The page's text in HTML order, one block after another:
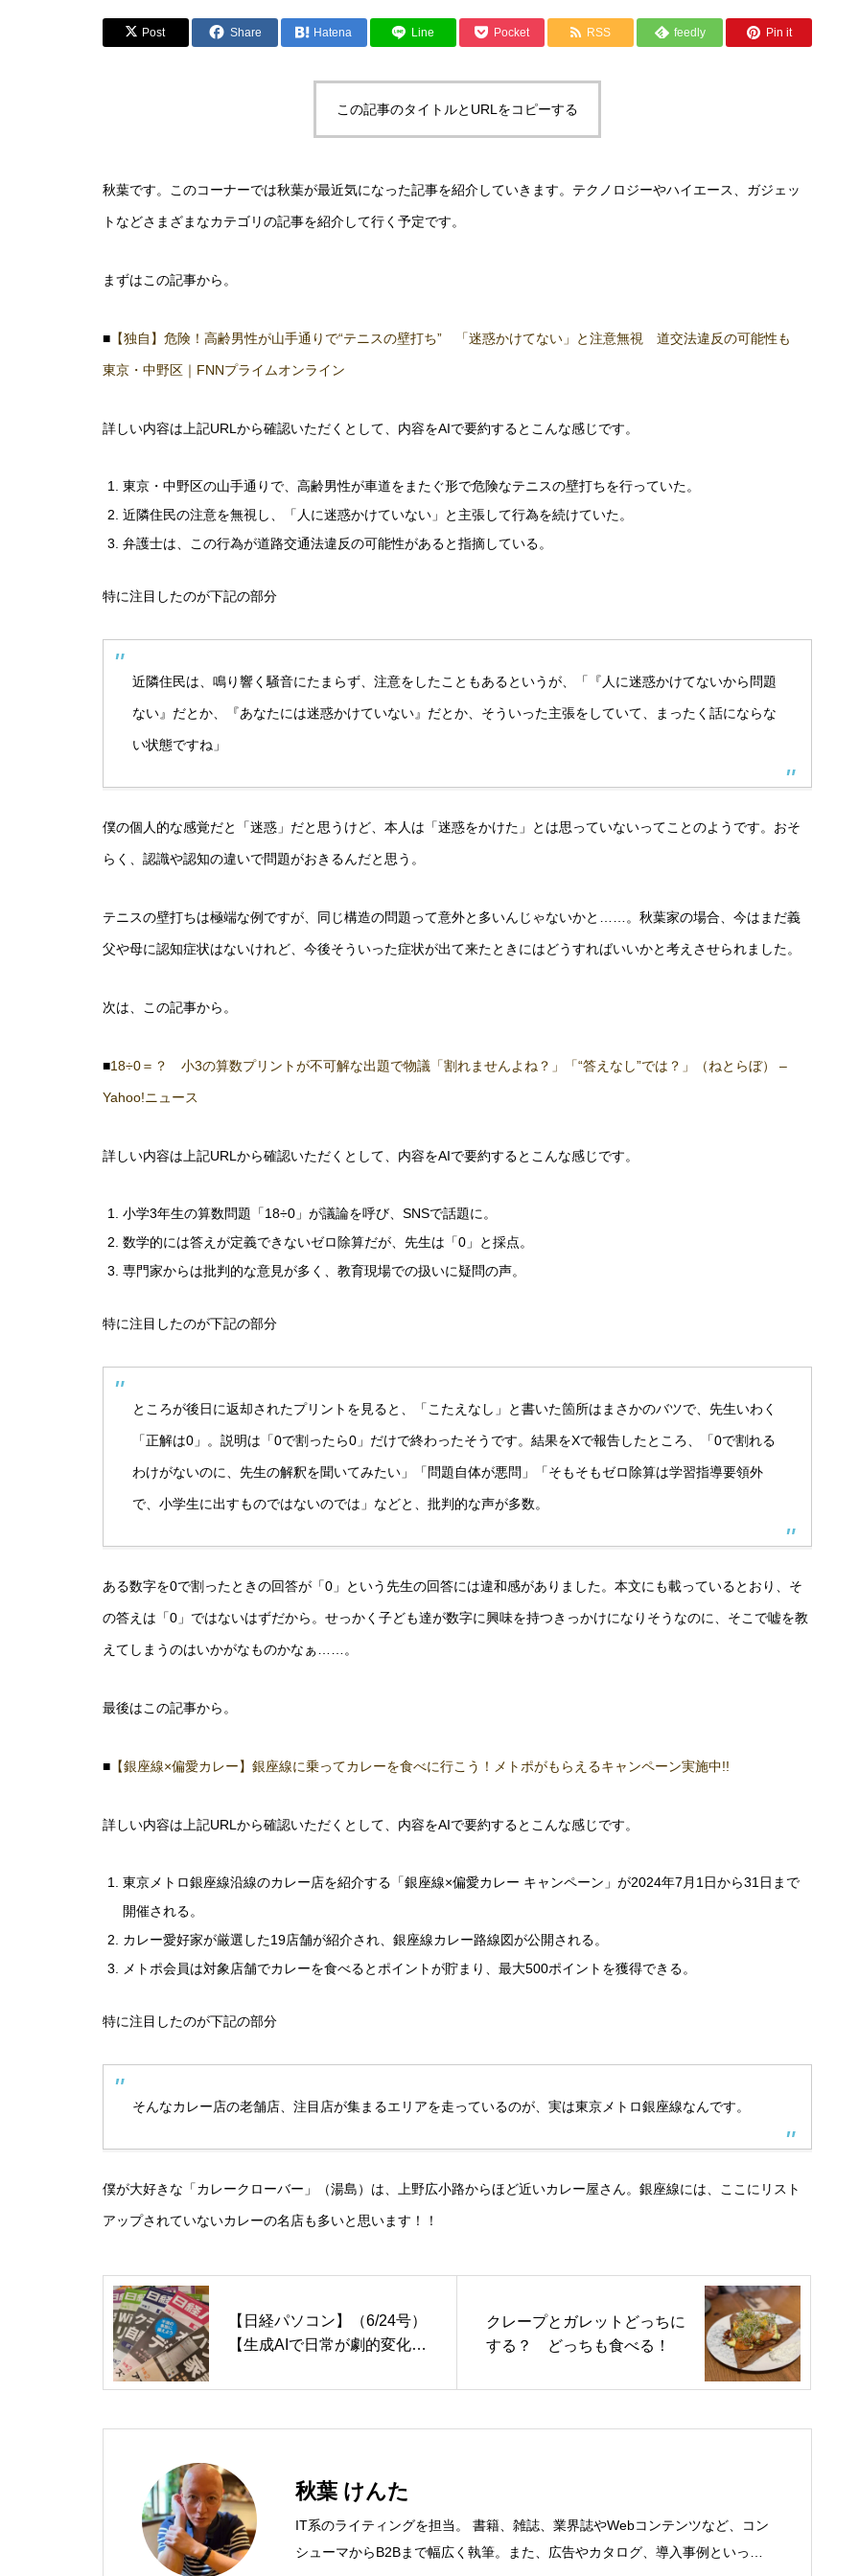
Post Share Hatena Line Pocket RSS feedly Pin it
この記事のタイトルとURLをコピーする
秋葉です。このコーナーでは秋葉が最近気になった記事を紹介していきます。テクノロジーやハイエース、ガジェッ
トなどさまざまなカテゴリの記事を紹介して行く予定です。
まずはこの記事から。
■ 【独自】危険！高齢男性が山手通りで“テニスの壁打ち” 「迷惑かけてない」と注意無視 道交法違反の可能性も
東京・中野区｜FNNプライムオンライン
詳しい内容は上記URLから確認いただくとして、内容をAIで要約するとこんな感じです。
東京・中野区の山手通りで、高齢男性が車道をまたぐ形で危険なテニスの壁打ちを行っていた。
近隣住民の注意を無視し、「人に迷惑かけていない」と主張して行為を続けていた。
弁護士は、この行為が道路交通法違反の可能性があると指摘している。
特に注目したのが下記の部分
近隣住民は、鳴り響く騒音にたまらず、注意をしたこともあるというが、「『人に迷惑かけてないから問題
ない』だとか、『あなたには迷惑かけていない』だとか、そういった主張をしていて、まったく話にならな
い状態ですね」
僕の個人的な感覚だと「迷惑」だと思うけど、本人は「迷惑をかけた」とは思っていないってことのようです。おそ
らく、認識や認知の違いで問題がおきるんだと思う。
テニスの壁打ちは極端な例ですが、同じ構造の問題って意外と多いんじゃないかと……。秋葉家の場合、今はまだ義
父や母に認知症状はないけれど、今後そういった症状が出て来たときにはどうすればいいかと考えさせられました。
次は、この記事から。
■18÷0＝？ 小3の算数プリントが不可解な出題で物議「割れませんよね？」「“答えなし”では？」（ねとらぼ） –
Yahoo!ニュース
詳しい内容は上記URLから確認いただくとして、内容をAIで要約するとこんな感じです。
小学3年生の算数問題「18÷0」が議論を呼び、SNSで話題に。
数学的には答えが定義できないゼロ除算だが、先生は「0」と採点。
専門家からは批判的な意見が多く、教育現場での扱いに疑問の声。
特に注目したのが下記の部分
ところが後日に返却されたプリントを見ると、「こたえなし」と書いた箇所はまさかのバツで、先生いわく
「正解は0」。説明は「0で割ったら0」だけで終わったそうです。結果をXで報告したところ、「0で割れる
わけがないのに、先生の解釈を聞いてみたい」「問題自体が悪問」「そもそもゼロ除算は学習指導要領外
で、小学生に出すものではないのでは」などと、批判的な声が多数。
ある数字を0で割ったときの回答が「0」という先生の回答には違和感がありました。本文にも載っているとおり、そ
の答えは「0」ではないはずだから。せっかく子ども達が数字に興味を持つきっかけになりそうなのに、そこで嘘を教
えてしまうのはいかがなものかなぁ……。
最後はこの記事から。
■ 【銀座線×偏愛カレー】銀座線に乗ってカレーを食べに行こう！メトポがもらえるキャンペーン実施中!!
詳しい内容は上記URLから確認いただくとして、内容をAIで要約するとこんな感じです。
東京メトロ銀座線沿線のカレー店を紹介する「銀座線×偏愛カレー キャンペーン」が2024年7月1日から31日まで
開催される。
カレー愛好家が厳選した19店舗が紹介され、銀座線カレー路線図が公開される。
メトポ会員は対象店舗でカレーを食べるとポイントが貯まり、最大500ポイントを獲得できる。
特に注目したのが下記の部分
そんなカレー店の老舗店、注目店が集まるエリアを走っているのが、実は東京メトロ銀座線なんです。
僕が大好きな「カレークローバー」（湯島）は、上野広小路からほど近いカレー屋さん。銀座線には、ここにリスト
アップされていないカレーの名店も多いと思います！！
【日経パソコン】（6/24号）
【生成AIで日常が劇的変化
ーション／サービス
クレープとガレットどっちに
する？ どっちも食べる！
秋葉 けんた
IT系のライティングを担当。 書籍、雑誌、業界誌やWebコンテンツなど、コン
シューマからB2Bまで幅広く執筆。また、広告やカタログ、導入事例といった